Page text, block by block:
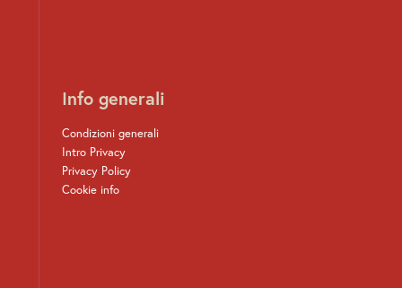
Info generali
Condizioni generali
Intro Privacy
Privacy Policy
Cookie info